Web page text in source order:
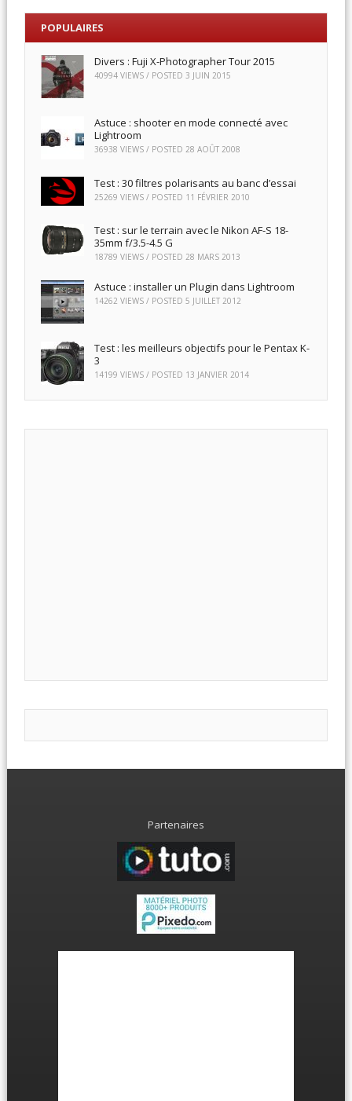
POPULAIRES
Divers : Fuji X-Photographer Tour 2015
40994 VIEWS / POSTED 3 JUIN 2015
Astuce : shooter en mode connecté avec
Lightroom
36938 VIEWS / POSTED 28 AOÛT 2008
Test : 30 filtres polarisants au banc d’essai
25269 VIEWS / POSTED 11 FÉVRIER 2010
Test : sur le terrain avec le Nikon AF-S 18-
35mm f/3.5-4.5 G
18789 VIEWS / POSTED 28 MARS 2013
Astuce : installer un Plugin dans Lightroom
14262 VIEWS / POSTED 5 JUILLET 2012
Test : les meilleurs objectifs pour le Pentax K-
3
14199 VIEWS / POSTED 13 JANVIER 2014
Partenaires